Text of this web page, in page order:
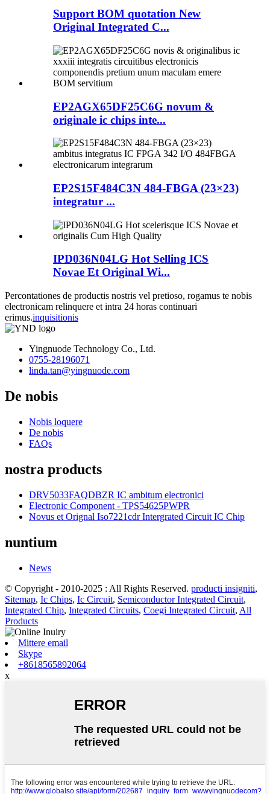
Support BOM quotation New
Original Integrated C...
EP2AGX65DF25C6G novum &
originale ic chips inte...
EP2S15F484C3N 484-FBGA (23×23)
integratur ...
IPD036N04LG Hot Selling ICS
Novae Et Original Wi...
Percontationes de productis nostris vel pretioso, rogamus te nobis
electronicam relinquere et intra 24 horas continuari
erimus.inquisitionis
Yingnuode Technology Co., Ltd.
0755-28196071
linda.tan@yingnuode.com
De nobis
Nobis loquere
De nobis
FAQs
nostra products
DRV5033FAQDBZR IC ambitum electronici
Electronic Component - TPS54625PWPR
Novus et Orignal Iso7221cdr Intergrated Circuit IC Chip
nuntium
News
© Copyright - 2010-2025 : All Rights Reserved. producti insigniti,
Sitemap, Ic Chips, Ic Circuit, Semiconductor Integrated Circuit,
Integrated Chip, Integrated Circuits, Coegi Integrated Circuit, All
Products
Mittere email
Skype
+8618565892064
x